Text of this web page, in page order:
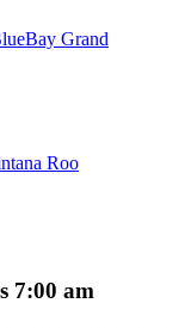
Grand
Roo
7:00 am